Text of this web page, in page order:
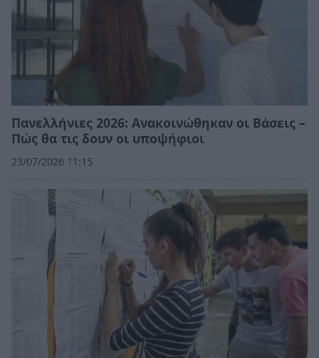
Πανελλήνιες 2026: Ανακοινώθηκαν οι Βάσεις –
Πώς θα τις δουν οι υποψήφιοι
23/07/2026 11:15